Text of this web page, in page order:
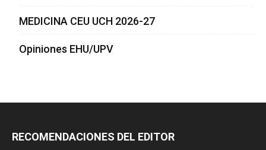
MEDICINA CEU UCH 2026-27
Opiniones EHU/UPV
RECOMENDACIONES DEL EDITOR